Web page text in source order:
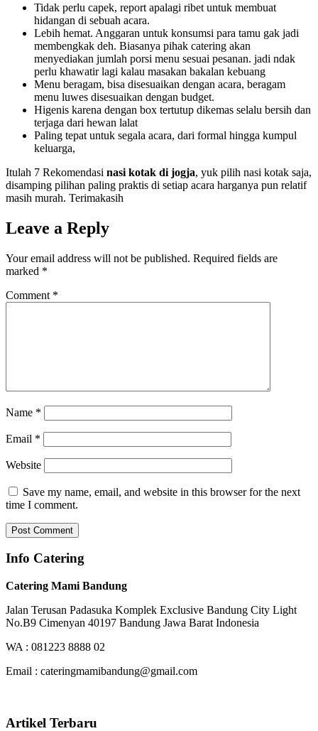
Tidak perlu capek, report apalagi ribet untuk membuat
hidangan di sebuah acara.
Lebih hemat. Anggaran untuk konsumsi para tamu gak jadi
membengkak deh. Biasanya pihak catering akan
menyediakan jumlah porsi menu sesuai pesanan. jadi ndak
perlu khawatir lagi kalau masakan bakalan kebuang
Menu beragam, bisa disesuaikan dengan acara, beragam
menu luwes disesuaikan dengan budget.
Higenis karena dengan box tertutup dikemas selalu bersih dan
terjaga dari hewan lalat
Paling tepat untuk segala acara, dari formal hingga kumpul
keluarga,
Itulah 7 Rekomendasi nasi kotak di jogja, yuk pilih nasi kotak saja,
disamping pilihan paling praktis di setiap acara harganya pun relatif
masih murah. Terimakasih
Leave a Reply
Your email address will not be published. Required fields are
marked *
Comment *
Name *
Email *
Website
Save my name, email, and website in this browser for the next
time I comment.
Info Catering
Catering Mami Bandung
Jalan Terusan Padasuka Komplek Exclusive Bandung City Light
No.B9 Cimenyan 40197 Bandung Jawa Barat Indonesia
WA : 081223 8888 02
Email : cateringmamibandung@gmail.com
Artikel Terbaru